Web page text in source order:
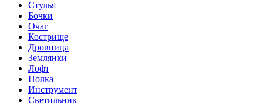
Стулья
Бочки
Очаг
Кострище
Дровница
Землянки
Лофт
Полка
Инструмент
Светильник